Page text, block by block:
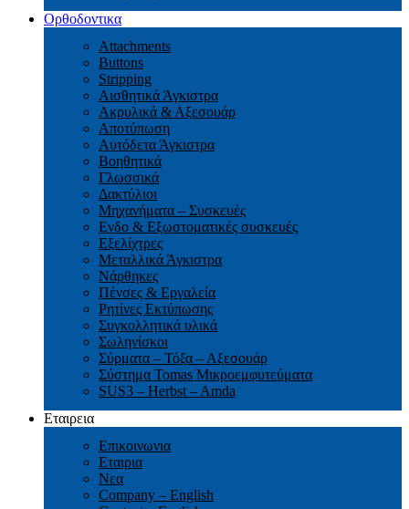
Ορθοδοντικα
Attachments
Buttons
Stripping
Αισθητικά Άγκιστρα
Ακρυλικά & Αξεσουάρ
Αποτύπωση
Αυτόδετα Άγκιστρα
Βοηθητικά
Γλωσσικά
Δακτύλιοι
Μηχανήματα – Συσκευές
Ενδο & Εξωστοματικές συσκευές
Εξελίχτρες
Μεταλλικά Άγκιστρα
Νάρθηκες
Πένσες & Εργαλεία
Ρητίνες Εκτύπωσης
Συγκολλητικά υλικά
Σωληνίσκοι
Σύρματα – Τόξα – Αξεσουάρ
Σύστημα Tomas Μικροεμφυτεύματα
SUS3 – Herbst – Amda
Εταιρεια
Επικοινωνια
Εταιρια
Νεα
Company – English